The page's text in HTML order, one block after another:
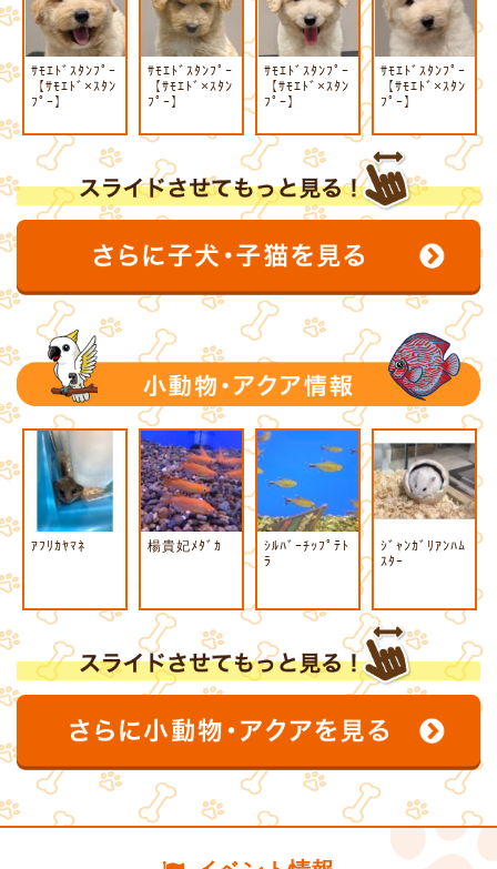
ｻﾓｴﾄﾞｽﾀﾝﾌﾟｰ
【ｻﾓｴﾄﾞ×ｽﾀﾝ
ﾌﾟｰ】
ｻﾓｴﾄﾞｽﾀﾝﾌﾟｰ
【ｻﾓｴﾄﾞ×ｽﾀﾝ
ﾌﾟｰ】
ｻﾓｴﾄﾞｽﾀﾝﾌﾟｰ
【ｻﾓｴﾄﾞ×ｽﾀﾝ
ﾌﾟｰ】
ｻﾓｴﾄﾞｽﾀﾝﾌﾟｰ
【ｻﾓｴﾄﾞ×ｽﾀﾝ
ﾌﾟｰ】
ｱﾌﾘｶﾔﾏﾈ 楊貴妃ﾒﾀﾞｶ
ｼﾙﾊﾞｰﾁｯﾌﾟﾃﾄ
ﾗ
ｼﾞｬﾝｶﾞﾘｱﾝﾊﾑ
ｽﾀｰ